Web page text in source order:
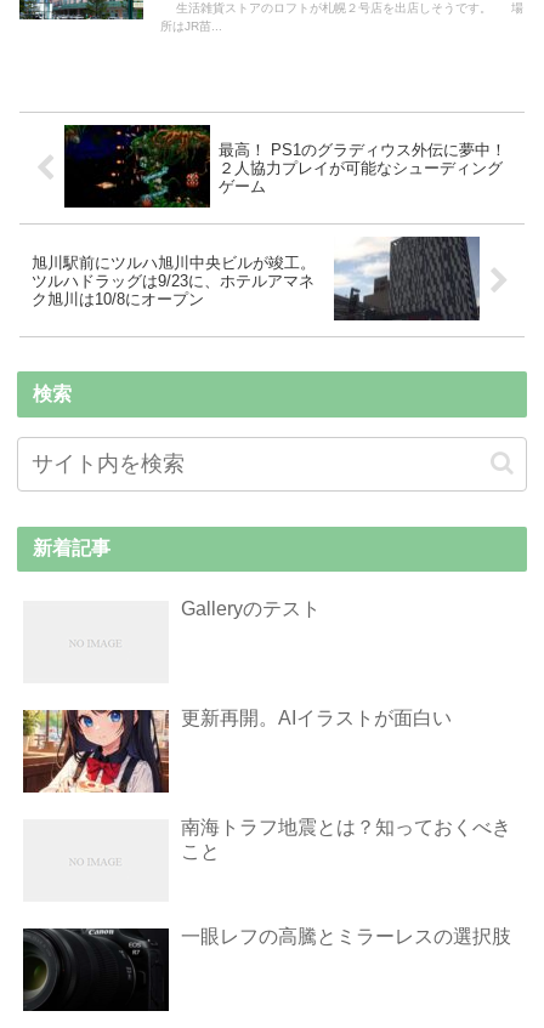
生活雑貨ストアのロフトが札幌２号店を出店しそうです。 場
所はJR苗...
最高！ PS1のグラディウス外伝に夢中！
２人協力プレイが可能なシューディング
ゲーム
旭川駅前にツルハ旭川中央ビルが竣工。
ツルハドラッグは9/23に、ホテルアマネ
ク旭川は10/8にオープン
検索
新着記事
Galleryのテスト
更新再開。AIイラストが面白い
南海トラフ地震とは？知っておくべき
こと
一眼レフの高騰とミラーレスの選択肢